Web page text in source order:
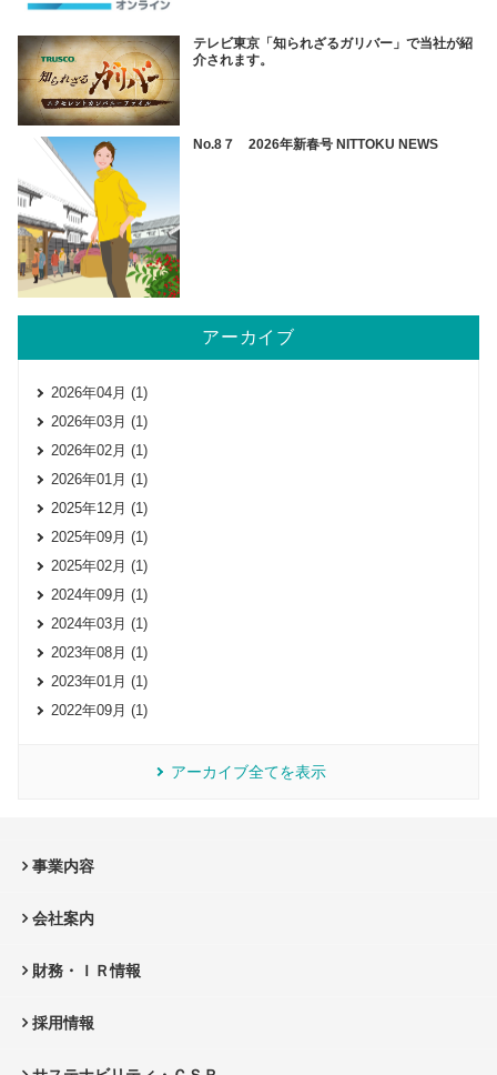
テレビ東京「知られざるガリバー」で当社が紹
介されます。
No.8７ 2026年新春号 NITTOKU NEWS
アーカイブ
2026年04月 (1)
2026年03月 (1)
2026年02月 (1)
2026年01月 (1)
2025年12月 (1)
2025年09月 (1)
2025年02月 (1)
2024年09月 (1)
2024年03月 (1)
2023年08月 (1)
2023年01月 (1)
2022年09月 (1)
アーカイブ全てを表示
事業内容
会社案内
財務・ＩＲ情報
採用情報